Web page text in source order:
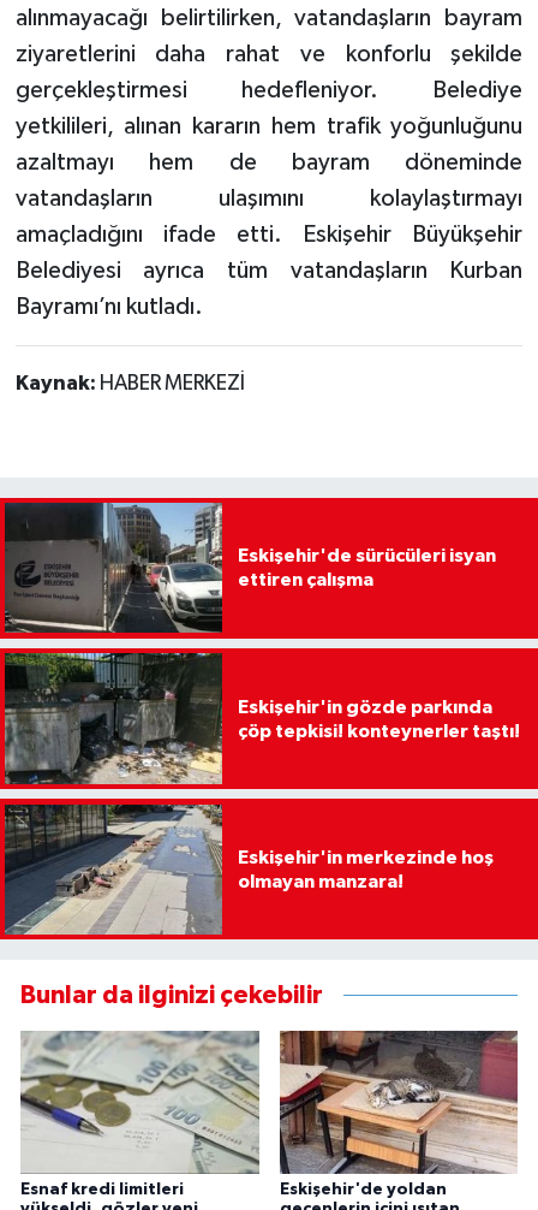
alınmayacağı belirtilirken, vatandaşların bayram
ziyaretlerini daha rahat ve konforlu şekilde
gerçekleştirmesi hedefleniyor. Belediye
yetkilileri, alınan kararın hem trafik yoğunluğunu
azaltmayı hem de bayram döneminde
vatandaşların ulaşımını kolaylaştırmayı
amaçladığını ifade etti. Eskişehir Büyükşehir
Belediyesi ayrıca tüm vatandaşların Kurban
Bayramı’nı kutladı.
Kaynak: HABER MERKEZİ
Eskişehir'de sürücüleri isyan
ettiren çalışma
Eskişehir'in gözde parkında
çöp tepkisi! konteynerler taştı!
Eskişehir'in merkezinde hoş
olmayan manzara!
Bunlar da ilginizi çekebilir
Esnaf kredi limitleri
Eskişehir'de yoldan